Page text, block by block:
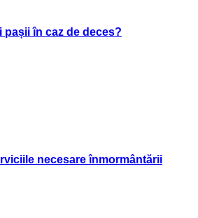
pașii în caz de deces?
necesare înmormântării